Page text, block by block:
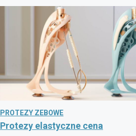
PROTEZY ZEBOWE
Protezy elastyczne cena